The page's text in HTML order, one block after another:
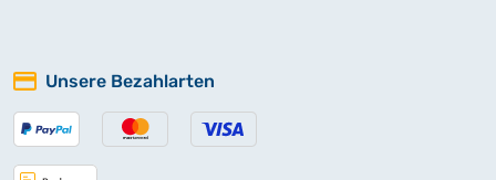
Unsere Bezahlarten